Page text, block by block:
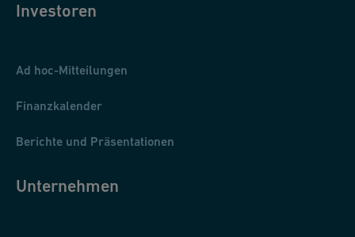
Investoren
Ad hoc-Mitteilungen
Finanzkalender
Berichte und Präsentationen
Unternehmen